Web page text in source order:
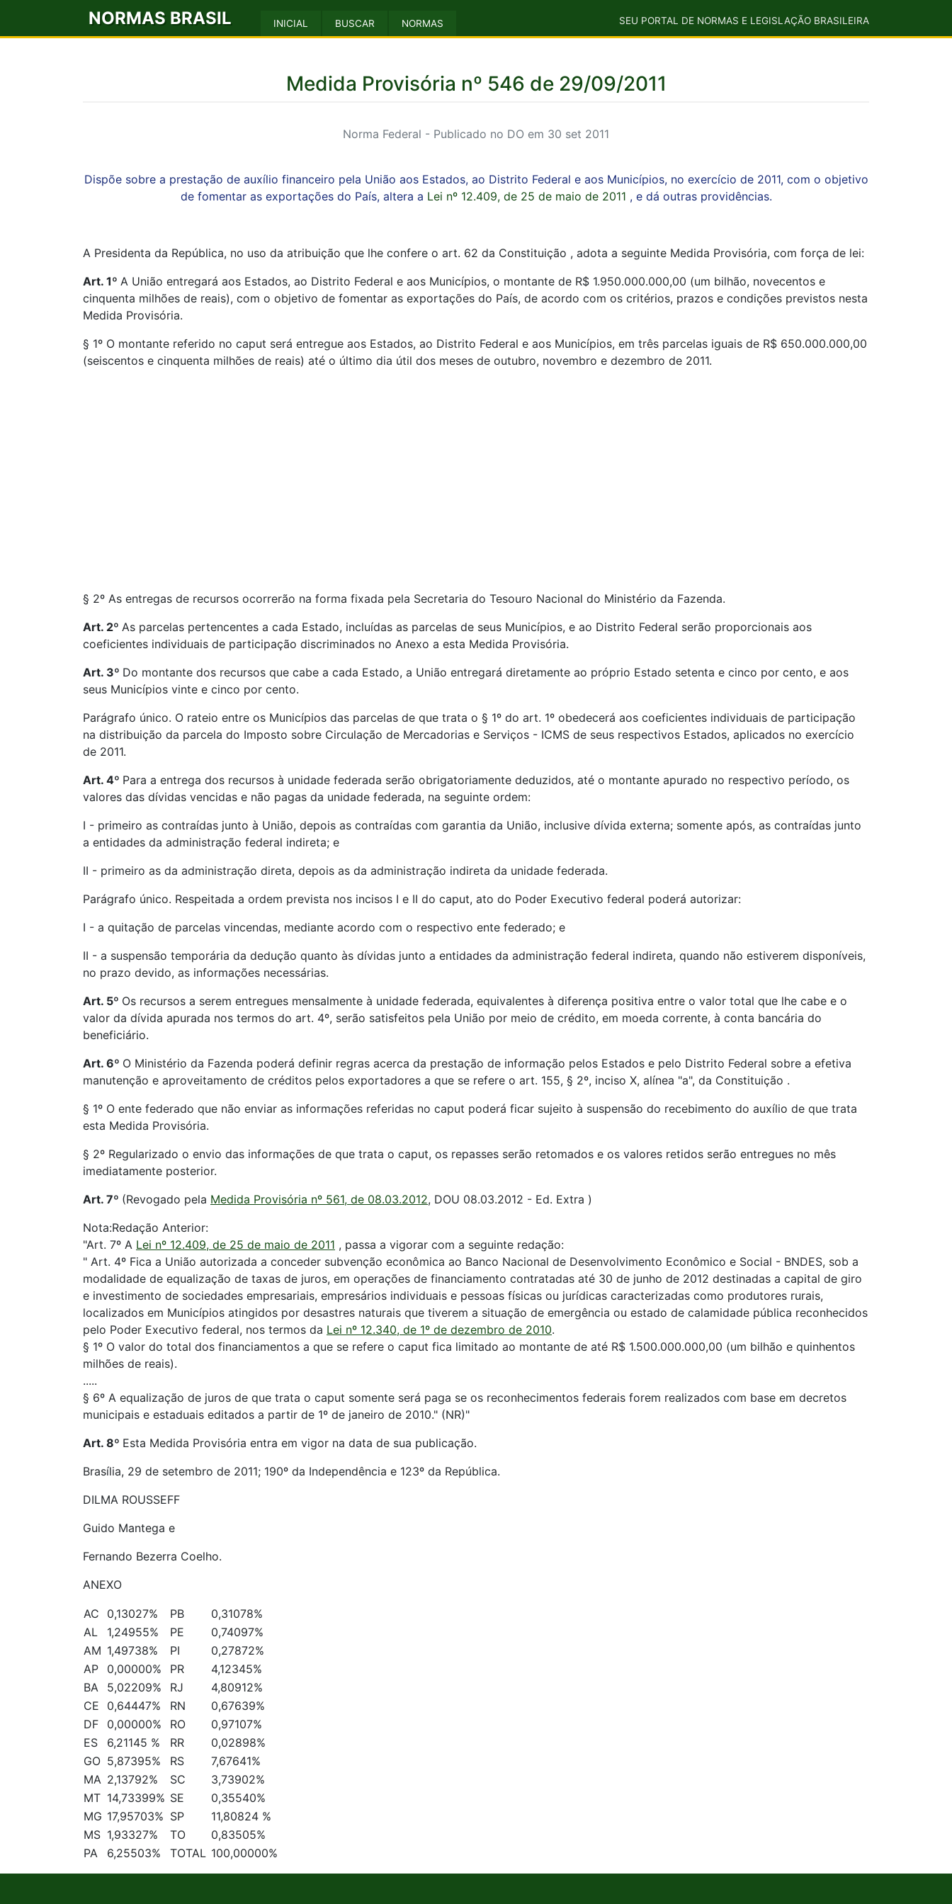
NORMAS BRASIL INICIAL BUSCAR NORMAS SEU PORTAL DE NORMAS E LEGISLAÇÃO BRASILEIRA
Medida Provisória nº 546 de 29/09/2011
Norma Federal - Publicado no DO em 30 set 2011
Dispõe sobre a prestação de auxílio financeiro pela União aos Estados, ao Distrito Federal e aos Municípios, no exercício de 2011, com o objetivo
de fomentar as exportações do País, altera a Lei nº 12.409, de 25 de maio de 2011 , e dá outras providências.
A Presidenta da República, no uso da atribuição que lhe confere o art. 62 da Constituição , adota a seguinte Medida Provisória, com força de lei:
Art. 1º A União entregará aos Estados, ao Distrito Federal e aos Municípios, o montante de R$ 1.950.000.000,00 (um bilhão, novecentos e
cinquenta milhões de reais), com o objetivo de fomentar as exportações do País, de acordo com os critérios, prazos e condições previstos nesta
Medida Provisória.
§ 1º O montante referido no caput será entregue aos Estados, ao Distrito Federal e aos Municípios, em três parcelas iguais de R$ 650.000.000,00
(seiscentos e cinquenta milhões de reais) até o último dia útil dos meses de outubro, novembro e dezembro de 2011.
§ 2º As entregas de recursos ocorrerão na forma fixada pela Secretaria do Tesouro Nacional do Ministério da Fazenda.
Art. 2º As parcelas pertencentes a cada Estado, incluídas as parcelas de seus Municípios, e ao Distrito Federal serão proporcionais aos
coeficientes individuais de participação discriminados no Anexo a esta Medida Provisória.
Art. 3º Do montante dos recursos que cabe a cada Estado, a União entregará diretamente ao próprio Estado setenta e cinco por cento, e aos
seus Municípios vinte e cinco por cento.
Parágrafo único. O rateio entre os Municípios das parcelas de que trata o § 1º do art. 1º obedecerá aos coeficientes individuais de participação
na distribuição da parcela do Imposto sobre Circulação de Mercadorias e Serviços - ICMS de seus respectivos Estados, aplicados no exercício
de 2011.
Art. 4º Para a entrega dos recursos à unidade federada serão obrigatoriamente deduzidos, até o montante apurado no respectivo período, os
valores das dívidas vencidas e não pagas da unidade federada, na seguinte ordem:
I - primeiro as contraídas junto à União, depois as contraídas com garantia da União, inclusive dívida externa; somente após, as contraídas junto
a entidades da administração federal indireta; e
II - primeiro as da administração direta, depois as da administração indireta da unidade federada.
Parágrafo único. Respeitada a ordem prevista nos incisos I e II do caput, ato do Poder Executivo federal poderá autorizar:
I - a quitação de parcelas vincendas, mediante acordo com o respectivo ente federado; e
II - a suspensão temporária da dedução quanto às dívidas junto a entidades da administração federal indireta, quando não estiverem disponíveis,
no prazo devido, as informações necessárias.
Art. 5º Os recursos a serem entregues mensalmente à unidade federada, equivalentes à diferença positiva entre o valor total que lhe cabe e o
valor da dívida apurada nos termos do art. 4º, serão satisfeitos pela União por meio de crédito, em moeda corrente, à conta bancária do
beneficiário.
Art. 6º O Ministério da Fazenda poderá definir regras acerca da prestação de informação pelos Estados e pelo Distrito Federal sobre a efetiva
manutenção e aproveitamento de créditos pelos exportadores a que se refere o art. 155, § 2º, inciso X, alínea "a", da Constituição .
§ 1º O ente federado que não enviar as informações referidas no caput poderá ficar sujeito à suspensão do recebimento do auxílio de que trata
esta Medida Provisória.
§ 2º Regularizado o envio das informações de que trata o caput, os repasses serão retomados e os valores retidos serão entregues no mês
imediatamente posterior.
Art. 7º (Revogado pela Medida Provisória nº 561, de 08.03.2012, DOU 08.03.2012 - Ed. Extra )
Nota:Redação Anterior:
"Art. 7º A Lei nº 12.409, de 25 de maio de 2011 , passa a vigorar com a seguinte redação:
" Art. 4º Fica a União autorizada a conceder subvenção econômica ao Banco Nacional de Desenvolvimento Econômico e Social - BNDES, sob a
modalidade de equalização de taxas de juros, em operações de financiamento contratadas até 30 de junho de 2012 destinadas a capital de giro
e investimento de sociedades empresariais, empresários individuais e pessoas físicas ou jurídicas caracterizadas como produtores rurais,
localizados em Municípios atingidos por desastres naturais que tiverem a situação de emergência ou estado de calamidade pública reconhecidos
pelo Poder Executivo federal, nos termos da Lei nº 12.340, de 1º de dezembro de 2010.
§ 1º O valor do total dos financiamentos a que se refere o caput fica limitado ao montante de até R$ 1.500.000.000,00 (um bilhão e quinhentos
milhões de reais).
.....
§ 6º A equalização de juros de que trata o caput somente será paga se os reconhecimentos federais forem realizados com base em decretos
municipais e estaduais editados a partir de 1º de janeiro de 2010." (NR)"
Art. 8º Esta Medida Provisória entra em vigor na data de sua publicação.
Brasília, 29 de setembro de 2011; 190º da Independência e 123º da República.
DILMA ROUSSEFF
Guido Mantega e
Fernando Bezerra Coelho.
ANEXO
AC 0,13027% PB
0,31078%
AL
1,24955% PE
0,74097%
AM 1,49738% PI
0,27872%
AP
0,00000% PR
4,12345%
BA
5,02209% RJ
4,80912%
CE
0,64447% RN
0,67639%
DF
0,00000% RO
0,97107%
ES
6,21145 % RR
0,02898%
GO 5,87395% RS
7,67641%
MA 2,13792% SC
3,73902%
MT 14,73399% SE
0,35540%
MG 17,95703% SP
11,80824 %
MS 1,93327% TO
0,83505%
PA
6,25503% TOTAL 100,00000%